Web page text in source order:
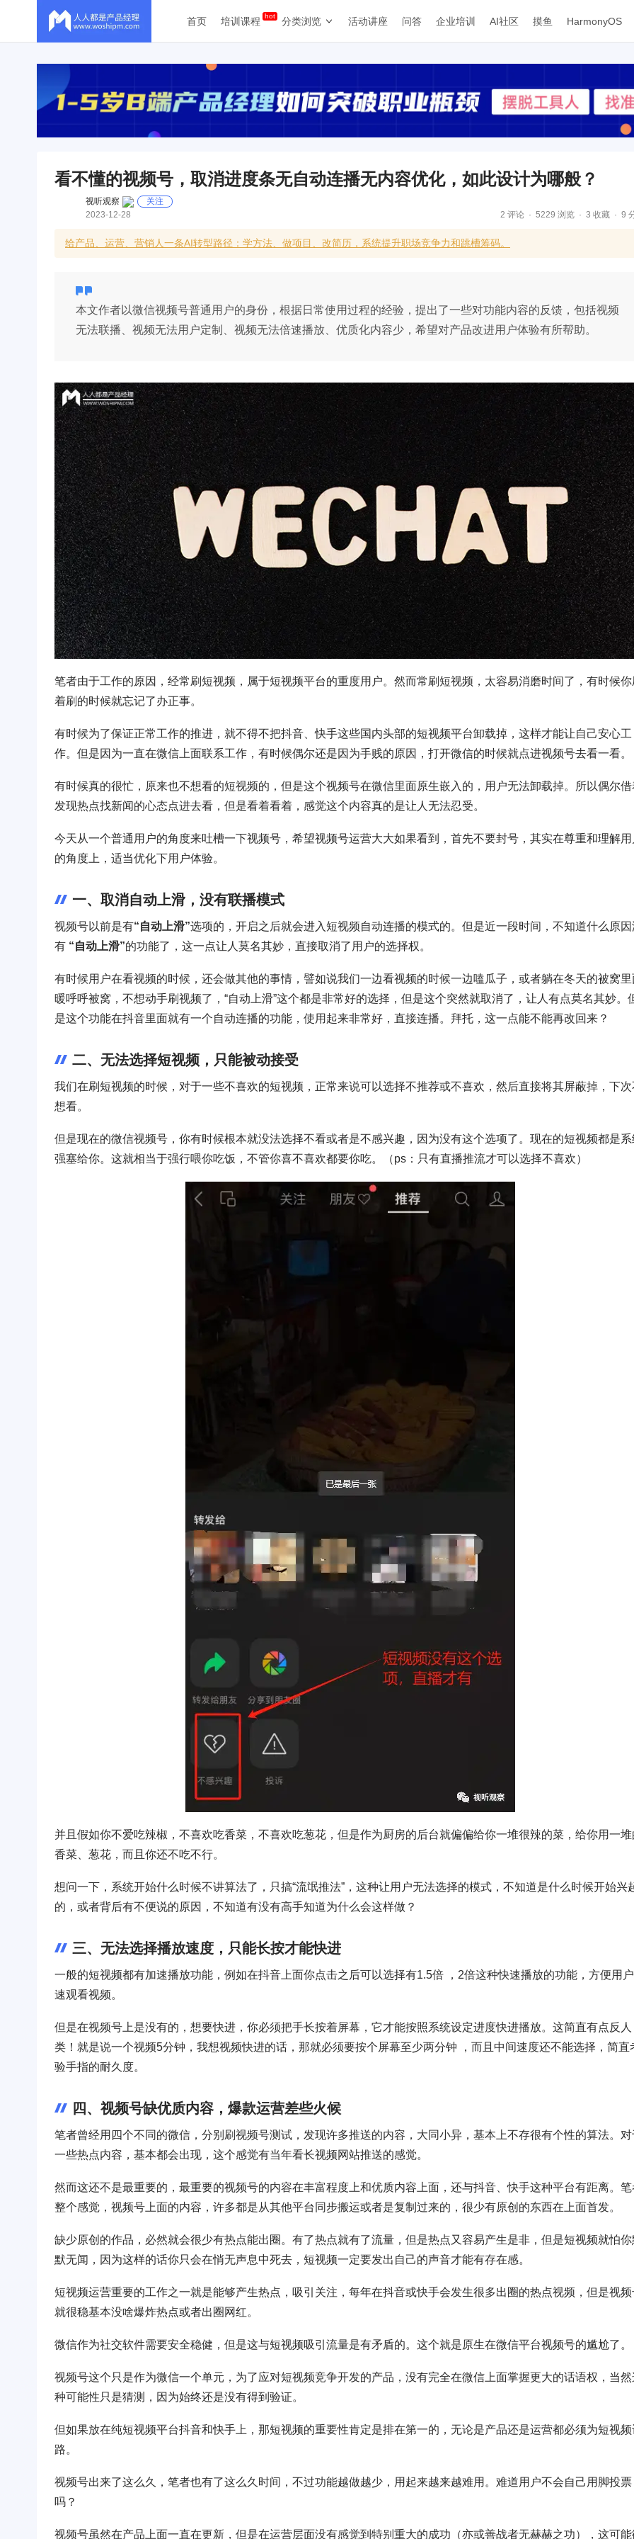
首页 培训课程 分类浏览 活动讲座 问答 企业培训 AI社区 摸鱼 HarmonyOS
看不懂的视频号，取消进度条无自动连播无内容优化，如此设计为哪般？
视听观察
关注
2023-12-28
2 评论 5229 浏览 3 收藏 9
给产品、运营、营销人一条AI转型路径：学方法、做项目、改简历，系统提升职场竞争力和跳槽筹码。
本文作者以微信视频号普通用户的身份，根据日常使用过程的经验，提出了一些对功能内容的反馈，包括视频
无法联播、视频无法用户定制、视频无法倍速播放、优质化内容少，希望对产品改进用户体验有所帮助。
笔者由于工作的原因，经常刷短视频，属于短视频平台的重度用户。然而常刷短视频，太容易消磨时间了，有时候你
着刷的时候就忘记了办正事。
有时候为了保证正常工作的推进，就不得不把抖音、快手这些国内头部的短视频平台卸载掉，这样才能让自己安心工
作。但是因为一直在微信上面联系工作，有时候偶尔还是因为手贱的原因，打开微信的时候就点进视频号去看一看。
有时候真的很忙，原来也不想看的短视频的，但是这个视频号在微信里面原生嵌入的，用户无法卸载掉。所以偶尔借
发现热点找新闻的心态点进去看，但是看着看着，感觉这个内容真的是让人无法忍受。
今天从一个普通用户的角度来吐槽一下视频号，希望视频号运营大大如果看到，首先不要封号，其实在尊重和理解用
的角度上，适当优化下用户体验。
一、取消自动上滑，没有联播模式
视频号以前是有“自动上滑”选项的，开启之后就会进入短视频自动连播的模式的。但是近一段时间，不知道什么原因
有 “自动上滑”的功能了，这一点让人莫名其妙，直接取消了用户的选择权。
有时候用户在看视频的时候，还会做其他的事情，譬如说我们一边看视频的时候一边嗑瓜子，或者躺在冬天的被窝里
暖呼呼被窝，不想动手刷视频了，“自动上滑”这个都是非常好的选择，但是这个突然就取消了，让人有点莫名其妙。
是这个功能在抖音里面就有一个自动连播的功能，使用起来非常好，直接连播。拜托，这一点能不能再改回来？
二、无法选择短视频，只能被动接受
我们在刷短视频的时候，对于一些不喜欢的短视频，正常来说可以选择不推荐或不喜欢，然后直接将其屏蔽掉，下次
想看。
但是现在的微信视频号，你有时候根本就没法选择不看或者是不感兴趣，因为没有这个选项了。现在的短视频都是系
强塞给你。这就相当于强行喂你吃饭，不管你喜不喜欢都要你吃。（ps：只有直播推流才可以选择不喜欢）
并且假如你不爱吃辣椒，不喜欢吃香菜，不喜欢吃葱花，但是作为厨房的后台就偏偏给你一堆很辣的菜，给你用一堆
香菜、葱花，而且你还不吃不行。
想问一下，系统开始什么时候不讲算法了，只搞“流氓推法”，这种让用户无法选择的模式，不知道是什么时候开始兴
的，或者背后有不便说的原因，不知道有没有高手知道为什么会这样做？
三、无法选择播放速度，只能长按才能快进
一般的短视频都有加速播放功能，例如在抖音上面你点击之后可以选择有1.5倍 ，2倍这种快速播放的功能，方便用
速观看视频。
但是在视频号上是没有的，想要快进，你必须把手长按着屏幕，它才能按照系统设定进度快进播放。这简直有点反人
类！就是说一个视频5分钟，我想视频快进的话，那就必须要按个屏幕至少两分钟 ，而且中间速度还不能选择，简直
验手指的耐久度。
四、视频号缺优质内容，爆款运营差些火候
笔者曾经用四个不同的微信，分别刷视频号测试，发现许多推送的内容，大同小异，基本上不存很有个性的算法。对
一些热点内容，基本都会出现，这个感觉有当年看长视频网站推送的感觉。
然而这还不是最重要的，最重要的视频号的内容在丰富程度上和优质内容上面，还与抖音、快手这种平台有距离。笔
整个感觉，视频号上面的内容，许多都是从其他平台同步搬运或者是复制过来的，很少有原创的东西在上面首发。
缺少原创的作品，必然就会很少有热点能出圈。有了热点就有了流量，但是热点又容易产生是非，但是短视频就怕你
默无闻，因为这样的话你只会在悄无声息中死去，短视频一定要发出自己的声音才能有存在感。
短视频运营重要的工作之一就是能够产生热点，吸引关注，每年在抖音或快手会发生很多出圈的热点视频，但是视频
就很稳基本没啥爆炸热点或者出圈网红。
微信作为社交软件需要安全稳健，但是这与短视频吸引流量是有矛盾的。这个就是原生在微信平台视频号的尴尬了。
视频号这个只是作为微信一个单元，为了应对短视频竞争开发的产品，没有完全在微信上面掌握更大的话语权，当然
种可能性只是猜测，因为始终还是没有得到验证。
但如果放在纯短视频平台抖音和快手上，那短视频的重要性肯定是排在第一的，无论是产品还是运营都必须为短视频
路。
视频号出来了这么久，笔者也有了这么久时间，不过功能越做越少，用起来越来越难用。难道用户不会自己用脚投票
吗？
视频号虽然在产品上面一直在更新，但是在运营层面没有感觉到特别重大的成功（亦或善战者无赫赫之功），这可能